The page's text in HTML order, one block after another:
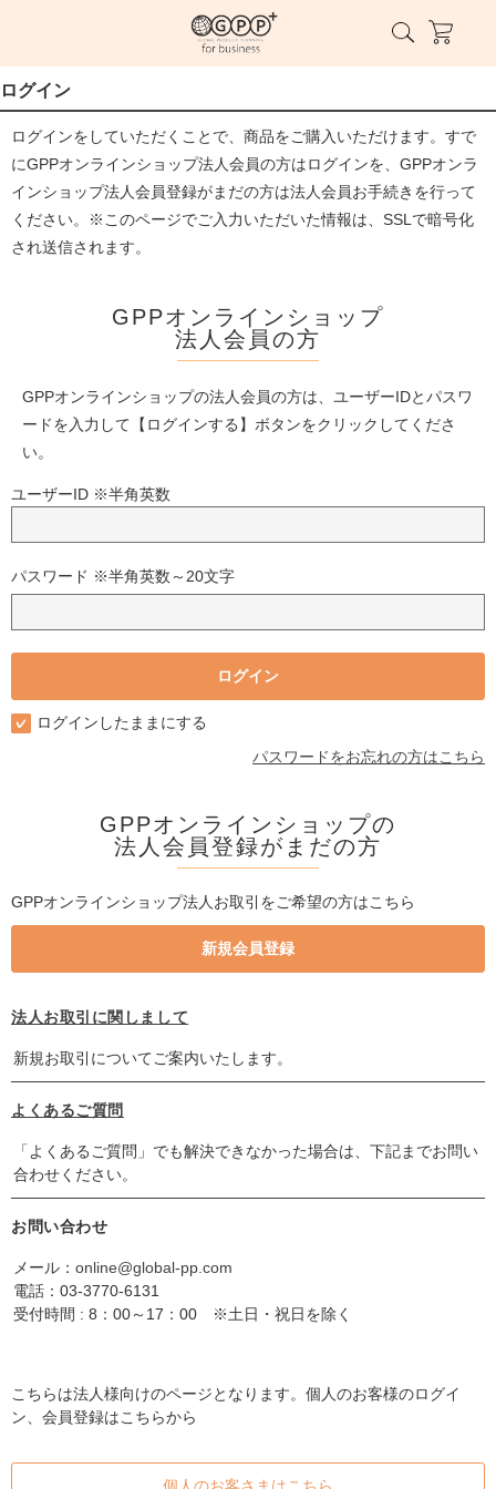
ログイン
ログインをしていただくことで、商品をご購入いただけます。すで
にGPPオンラインショップ法人会員の方はログインを、GPPオンラ
インショップ法人会員登録がまだの方は法人会員お手続きを行って
ください。※このページでご入力いただいた情報は、SSLで暗号化
され送信されます。
GPPオンラインショップ
法人会員の方
GPPオンラインショップの法人会員の方は、ユーザーIDとパスワ
ードを入力して【ログインする】ボタンをクリックしてくださ
い。
ユーザーID ※半角英数
パスワード ※半角英数～20文字
ログインしたままにする
パスワードをお忘れの方はこちら
GPPオンラインショップの
法人会員登録がまだの方
GPPオンラインショップ法人お取引をご希望の方はこちら
法人お取引に関しまして
新規お取引についてご案内いたします。
よくあるご質問
「よくあるご質問」でも解決できなかった場合は、下記までお問い
合わせください。
お問い合わせ
メール： online@global-pp.com
電話： 03-3770-6131
受付時間 : 8：00～17：00 ※土日・祝日を除く
こちらは法人様向けのページとなります。個人のお客様のログイ
ン、会員登録はこちらから